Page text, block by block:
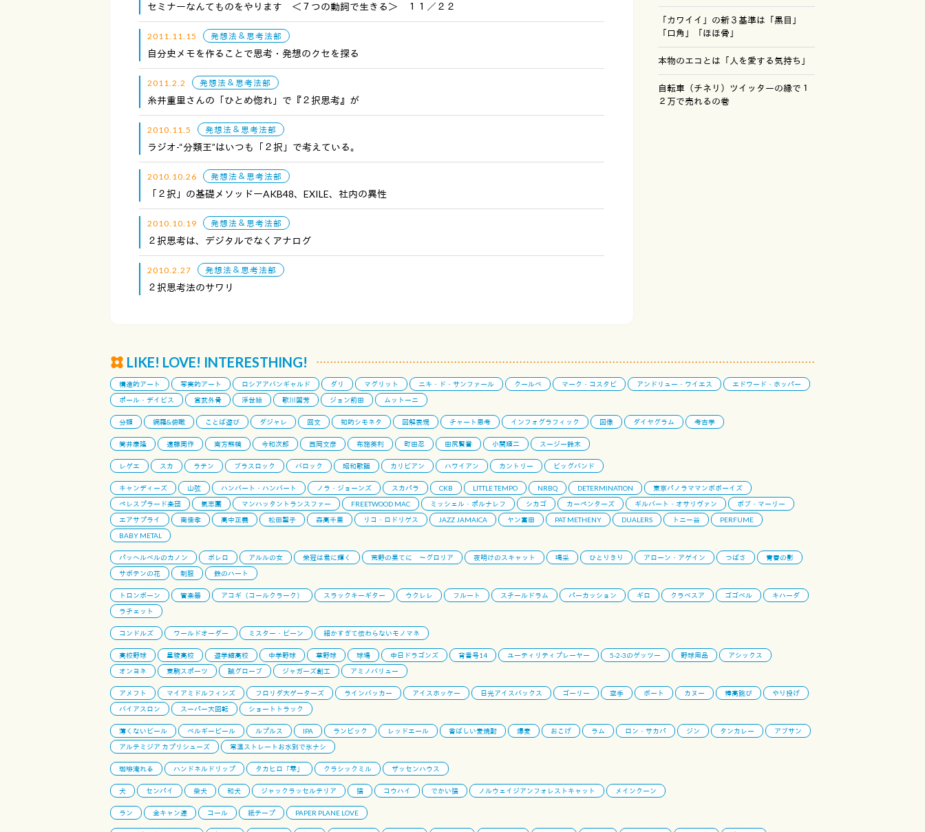
セミナーなんてものをやります ＜７つの動詞で生きる＞ １１／２２
2011.11.15 発想法＆思考法部
自分史メモを作ることで思考・発想のクセを探る
2011.2.2 発想法＆思考法部
糸井重里さんの「ひとめ惚れ」で『２択思考』が
2010.11.5 発想法＆思考法部
ラジオ-“分類王”はいつも「２択」で考えている。
2010.10.26 発想法＆思考法部
「２択」の基礎メソッドーAKB48、EXILE、社内の異性
2010.10.19 発想法＆思考法部
２択思考は、デジタルでなくアナログ
2010.2.27 発想法＆思考法部
２択思考法のサワリ
「カワイイ」の新３基準は「黒目」
「口角」「ほほ骨」
本物のエコとは「人を愛する気持ち」
自転車（チネリ）ツイッターの縁で１
２万で売れるの巻
LIKE! LOVE! INTERESTHING!
構造的アート 写実的アート ロシアアバンギャルド ダリ マグリット ニキ・ド・サンファール クールベ マーク・コスタビ アンドリュー・ワイエス
エドワード・ホッパー
ポール・デイビス
宮武外骨 浮世絵 歌川国芳 ジョン前田 ムットーニ
分類 網羅&俯瞰 ことば遊び ダジャレ 回文 知的シモネタ 図解表現 チャート思考 インフォグラフィック 図像 ダイヤグラム 考古学
筒井康隆 遠藤周作 南方熊楠 今和次郎 西岡文彦 布施英利 町田忍 田尻賢誉 小関順二 スージー鈴木
レゲエ スカ ラテン ブラスロック バロック 昭和歌謡 カリビアン ハワイアン カントリー ビッグバンド
キャンディーズ 山弦 ハンバート・ハンバート ノラ・ジョーンズ スカパラ CKB LITTLE TEMPO NRBQ DETERMINATION
東京パノラママンボボーイズ
ペレスプラード楽団
氣志團 マンハッタントランスファー FREETWOOD MAC ミッシェル・ポルナレフ シカゴ カーペンターズ ギルバート・オサリヴァン
ボブ・マーリー
エアサプライ
南佳孝 高中正義 松田聖子 森高千里 リコ・ロドリゲス JAZZ JAMAICA ヤン富田 PAT METHENY DUALERS トニー谷
PERFUME
BABY METAL
パッヘルベルのカノン ボレロ アルルの女 栄冠は君に輝く 荒野の果てに 〜グロリア 夜明けのスキャット 喝采 ひとりきり アローン・アゲイン つばさ
青春の影
サボテンの花
制服 鉄のハート
トロンボーン 管楽器 アコギ（コールクラーク） スラックキーギター ウクレレ フルート スチールドラム パーカッション ギロ クラベスア ゴゴベル
キハーダ
ラチェット
コンドルズ ワールドオーダー ミスター・ビーン 細かすぎて伝わらないモノマネ
高校野球 星稜高校 遊学館高校 中学野球 草野球 球場 中日ドラゴンズ 背番号14 ユーティリティプレーヤー 5-2-3のゲッツー 野球用品
アシックス
オンヨネ
東駒スポーツ 誠グローブ ジャガーズ創工 アミノバリュー
アメフト マイアミドルフィンズ フロリダ大ゲーターズ ラインバッカー アイスホッケー 日光アイスバックス ゴーリー 空手 ボート カヌー 棒高跳び
やり投げ
バイアスロン
スーパー大回転 ショートトラック
薄くないビール ベルギービール ルプルス IPA ランビック レッドエール 香ばしい麦焼酎 爆麦 おこげ ラム ロン・サカパ ジン タンカレー
アブサン
アルテミジア カプリシューズ
常温ストレートお水別で氷ナシ
珈琲淹れる ハンドネルドリップ タカヒロ「雫」 クラシックミル ザッセンハウス
犬 センパイ 柴犬 和犬 ジャックラッセルテリア 猫 コウハイ でかい猫 ノルウェイジアンフォレストキャット メインクーン
ラン 全キャン連 コール 紙テープ PAPER PLANE LOVE